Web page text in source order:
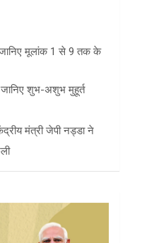
मूलांक 1 से 9 तक के
शुभ-अशुभ मुहूर्त
मंत्री जेपी नड्डा ने